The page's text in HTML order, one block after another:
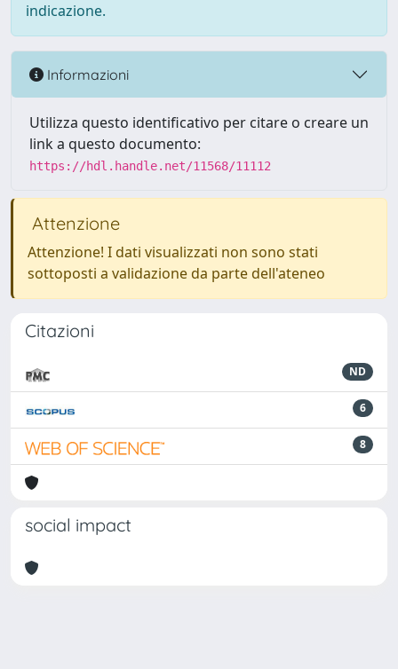
indicazione.
Informazioni
Utilizza questo identificativo per citare o creare un
link a questo documento:
https://hdl.handle.net/11568/11112
Attenzione
Attenzione! I dati visualizzati non sono stati
sottoposti a validazione da parte dell'ateneo
Citazioni
ND
6
8
social impact